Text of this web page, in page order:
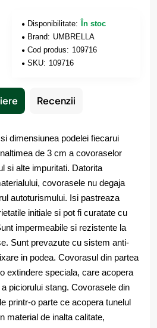
Disponibilitate:
În stoc
Brand: UMBRELLA
Cod produs: 109716
SKU: 109716
Recenzii
dimensiunea podelei fiecarui
de 3 cm a covoraselor
si alte impuritati. Datorita
covorasele nu degaja
autoturismului. Isi pastreaza
initiale si pot fi curatate cu
impermeabile si rezistente la
Sunt prevazute cu sistem anti-
in podea. Covorasul din partea
extindere speciala, care acopera
piciorului stang. Covorasele din
printr-o parte ce acopera tunelul
material de inalta calitate,